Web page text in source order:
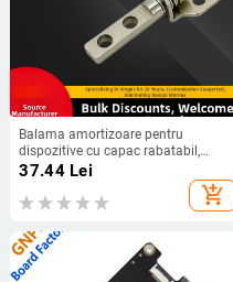
Balama amortizoare pentru
dispozitive cu capac rabatabil,
rotire nelimitată — potrivită pentru
proiectoare, încărcătoare wireless și
imprimante
37.44Lei
add_shopping_cart